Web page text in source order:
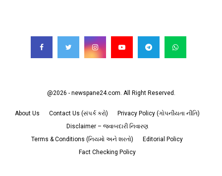
@2026 - newspane24.com. All Right Reserved.
About Us Contact Us (સંપર્ક કરો)
Privacy Policy (ગોપનીયતા નીતિ)
Disclaimer – જવાબદારી નિવારણ
Terms & Conditions (નિયમો અને શરતો)
Editorial Policy
Fact Checking Policy